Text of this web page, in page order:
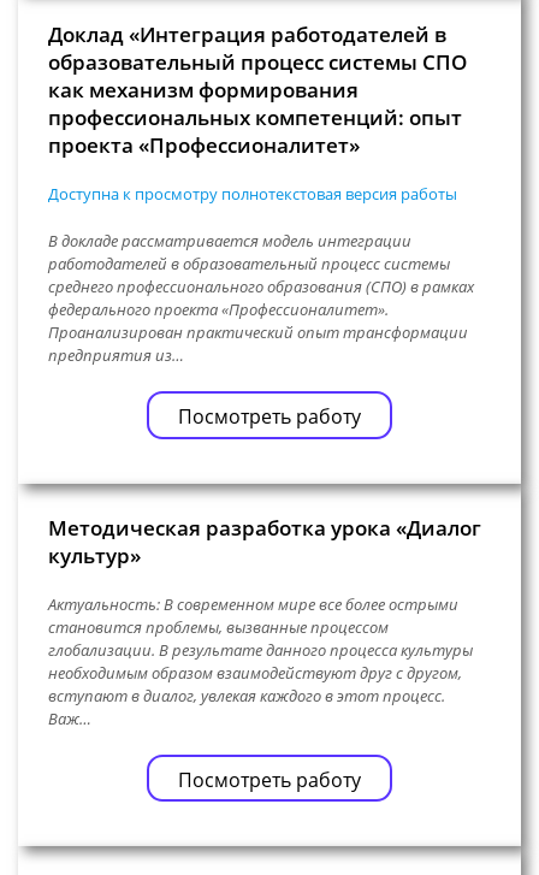
Доклад «Интеграция работодателей в
образовательный процесс системы СПО
как механизм формирования
профессиональных компетенций: опыт
проекта «Профессионалитет»
Доступна к просмотру полнотекстовая версия работы
В докладе рассматривается модель интеграции
работодателей в образовательный процесс системы
среднего профессионального образования (СПО) в рамках
федерального проекта «Профессионалитет».
Проанализирован практический опыт трансформации
предприятия из…
Посмотреть работу
Методическая разработка урока «Диалог
культур»
Актуальность: В современном мире все более острыми
становится проблемы, вызванные процессом
глобализации. В результате данного процесса культуры
необходимым образом взаимодействуют друг с другом,
вступают в диалог, увлекая каждого в этот процесс.
Важ…
Посмотреть работу